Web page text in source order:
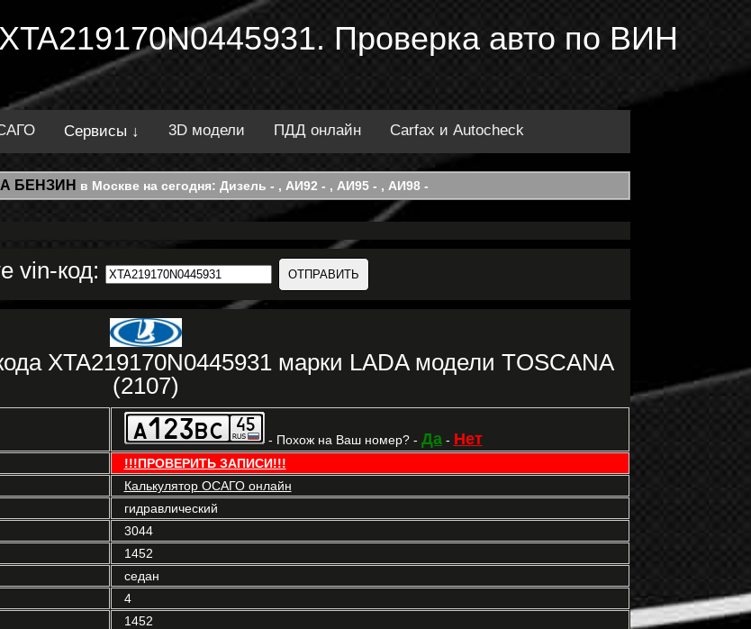
Проверка авто по ВИН
Сервисы ↓ 3D модели ПДД онлайн Carfax и Autocheck
БЕНЗИН в Москве на сегодня: Дизель - , АИ92 - , АИ95 - , АИ98 -
vin-код:
XTA219170N0445931 марки LADA модели TOSCANA
(2107)
- Похож на Ваш номер? - Да- Нет
!!!ПРОВЕРИТЬ ЗАПИСИ!!!
Калькулятор ОСАГО онлайн
гидравлический
3044
1452
седан
4
1452